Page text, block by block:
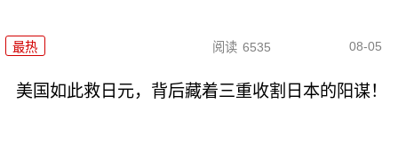
最热 阅读 6535 08-05
美国如此救日元，背后藏着三重收割日本的阳谋！